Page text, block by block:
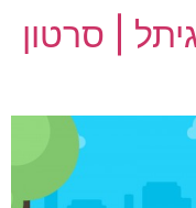
| סרטון